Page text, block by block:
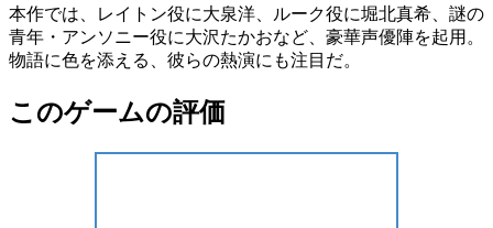
本作では、レイトン役に大泉洋 、ルーク役に堀北真希 、謎の
青年・アンソニー役に大沢たかおなど、 豪華声優陣を起用。
物語に色を添える、彼らの熱演にも注目だ。
このゲームの評価